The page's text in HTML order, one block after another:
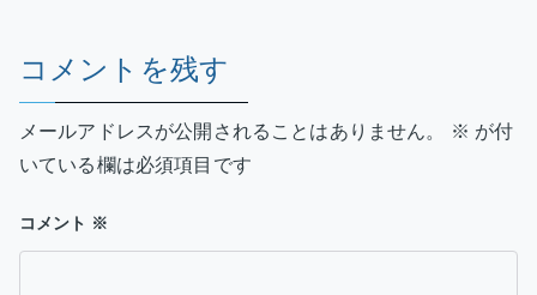
ゲ
ー
シ
ョ
ン
コメントを残す
メールアドレスが公開されることはありません。 ※ が付
いている欄は必須項目です
コメント ※